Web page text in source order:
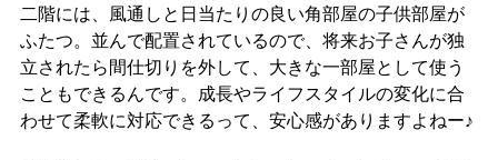
二階には、風通しと日当たりの良い角部屋の子供部屋が
ふたつ。並んで配置されているので、将来お子さんが独
立されたら間仕切りを外して、大きな一部屋として使う
こともできるんです。成長やライフスタイルの変化に合
わせて柔軟に対応できるって、安心感がありますよねー♪